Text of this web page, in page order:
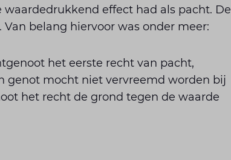
effect had als pacht. De
belang hiervoor was onder meer:
het eerste recht van pacht,
genot mocht niet vervreemd worden bij
het recht de grond tegen de waarde